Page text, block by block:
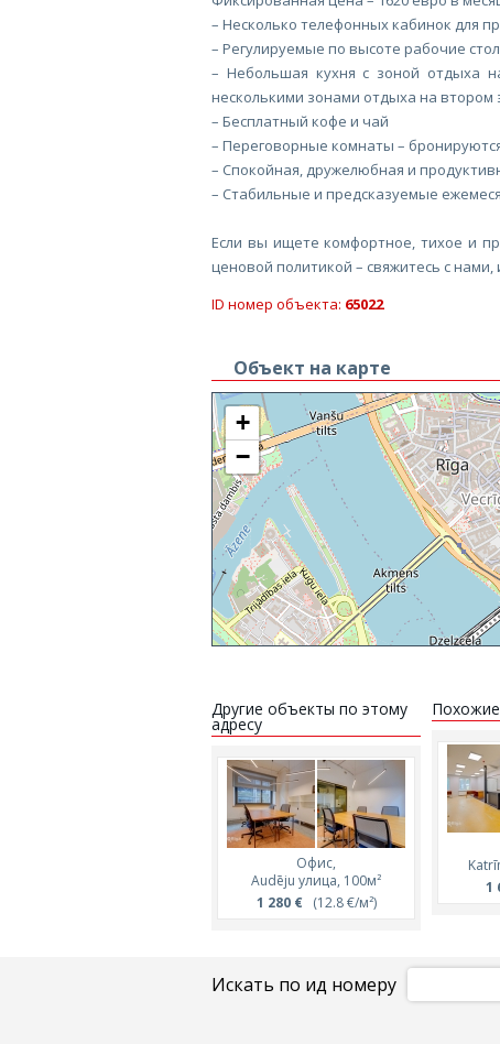
– Несколько телефонных кабинок для
– Регулируемые по высоте рабочие
– Небольшая кухня с зоной отдыха
несколькими зонами отдыха на втором
– Бесплатный кофе и чай
– Переговорные комнаты –
– Спокойная, дружелюбная и
– Стабильные и предсказуемые
Если вы ищете комфортное, тихое и
ценовой политикой – свяжитесь с
ID номер объекта: 65022
Объект на карте
+
−
Другие объекты по этому
адресу
Офис,
Audēju улица, 100м²
1 280 €(12.8 €/м²)
1
Искать по ид номеру